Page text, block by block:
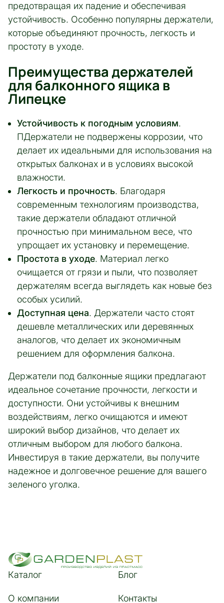
предотвращая их падение и обеспечивая
устойчивость. Особенно популярны держатели,
которые объединяют прочность, легкость и
простоту в уходе.
Преимущества держателей
для балконного ящика в
Липецке
Устойчивость к погодным условиям.
ПДержатели не подвержены коррозии, что
делает их идеальными для использования на
открытых балконах и в условиях высокой
влажности.
Легкость и прочность. Благодаря
современным технологиям производства,
такие держатели обладают отличной
прочностью при минимальном весе, что
упрощает их установку и перемещение.
Простота в уходе. Материал легко
очищается от грязи и пыли, что позволяет
держателям всегда выглядеть как новые без
особых усилий.
Доступная цена. Держатели часто стоят
дешевле металлических или деревянных
аналогов, что делает их экономичным
решением для оформления балкона.
Держатели под балконные ящики предлагают
идеальное сочетание прочности, легкости и
доступности. Они устойчивы к внешним
воздействиям, легко очищаются и имеют
широкий выбор дизайнов, что делает их
отличным выбором для любого балкона.
Инвестируя в такие держатели, вы получите
надежное и долговечное решение для вашего
зеленого уголка.
Каталог Блог
О компании Контакты